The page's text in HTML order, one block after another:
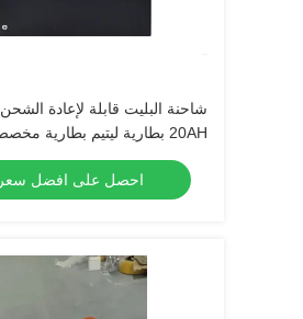
20AH بطارية ليتيم بطارية مخصصة
احصل على افضل سعر